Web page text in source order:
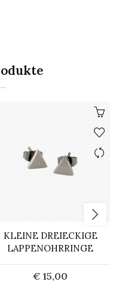
KLEINE DREIECKIGE
LAPPENOHRRINGE
€ 15,00